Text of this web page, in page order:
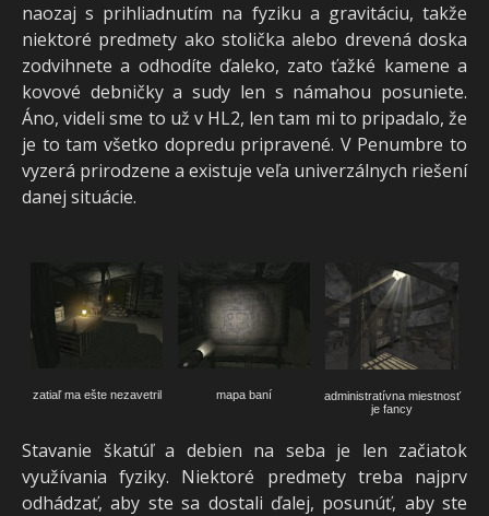
naozaj s prihliadnutím na fyziku a gravitáciu, takže
niektoré predmety ako stolička alebo drevená doska
zodvihnete a odhodíte ďaleko, zato ťažké kamene a
kovové debničky a sudy len s námahou posuniete.
Áno, videli sme to už v HL2, len tam mi to pripadalo, že
je to tam všetko dopredu pripravené. V Penumbre to
vyzerá prirodzene a existuje veľa univerzálnych riešení
danej situácie.
zatiaľ ma ešte nezavetril mapa baní
administratívna miestnosť
je fancy
Stavanie škatúľ a debien na seba je len začiatok
využívania fyziky. Niektoré predmety treba najprv
odhádzať, aby ste sa dostali ďalej, posunúť, aby ste